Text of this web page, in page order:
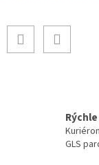
GLS